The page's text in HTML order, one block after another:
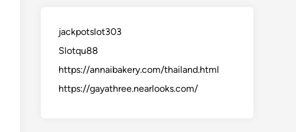
jackpotslot303
Slotqu88
https://annaibakery.com/thailand.html
https://gayathree.nearlooks.com/